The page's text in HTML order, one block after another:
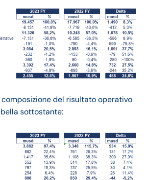
del risultato operativo
sottostante: